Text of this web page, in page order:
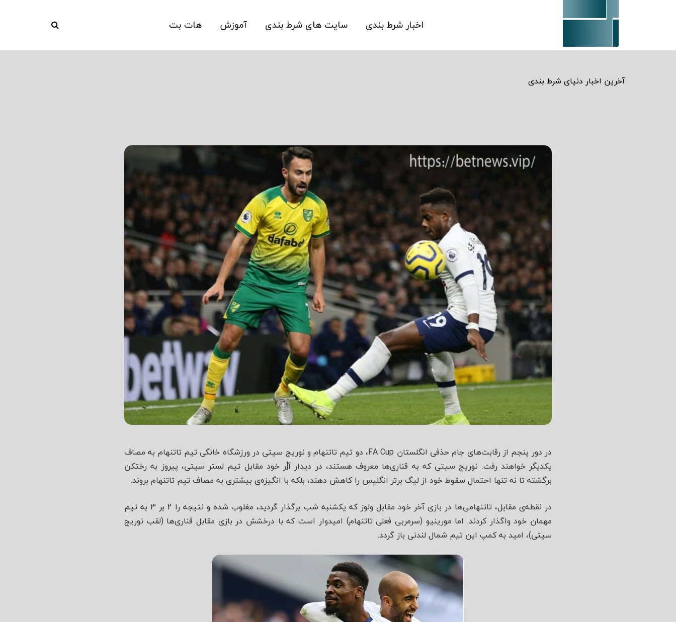
آخرین اخبار دنیای شرط بندی
اخبار شرط بندی سایت های شرط بندی آموزش هات بت
در دور پنجم از رقابت‌های جام حذفی انگلستان FA Cup، دو تیم تاتنهام و نوریج سیتی در ورزشگاه خانگی تیم تاتنهام به مصاف
یکدیگر خواهند رفت. نوریج سیتی که به قناری‌ها معروف هستند، در دیدار آ[ر خود مقابل تیم لستر سیتی، پیروز به رختکن
برگشته تا نه تنها احتمال سقوط خود از لیگ برتر انگلیس را کاهش دهند، بلکه با انگیزه‌ی بیشتری به مصاف تیم تاتنهام بروند.
در نقطه‌ی مقابل، تاتنهامی‌ها در بازی آخر خود مقابل ولوز که یکشنبه شب برگذار گردید، مغلوب شده و نتیجه را 2 بر 3 به تیم
مهمان خود واگذار کردند. اما مورینیو (سرمربی فعلی تاتنهام) امیدوار است که با درخشش در بازی مقابل قناری‌ها (لقب نوریج
سیتی)، امید به کمپ این تیم شمال لندنی باز گردد.